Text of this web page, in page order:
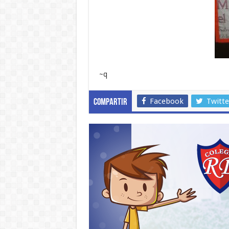
~q 
Compartir Facebook